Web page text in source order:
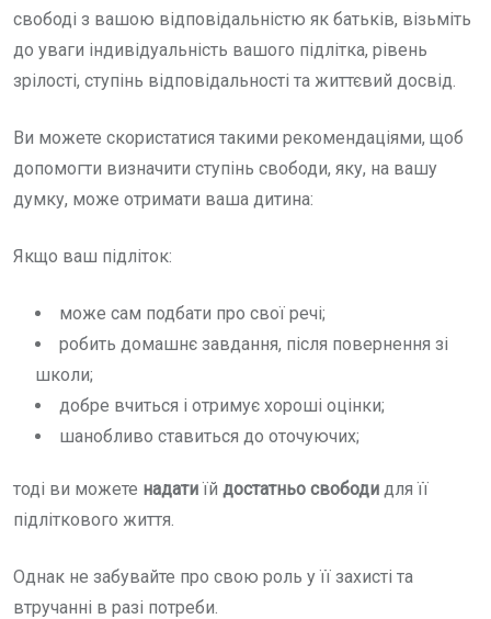
свободі з вашою відповідальністю як батьків, візьміть
до уваги індивідуальність вашого підлітка, рівень
зрілості, ступінь відповідальності та життєвий досвід.
Ви можете скористатися такими рекомендаціями, щоб
допомогти визначити ступінь свободи, яку, на вашу
думку, може отримати ваша дитина:
Якщо ваш підліток:
може сам подбати про свої речі;
робить домашнє завдання, після повернення зі
школи;
добре вчиться і отримує хороші оцінки;
шанобливо ставиться до оточуючих;
тоді ви можете надатиїй достатньо свободи для її
підліткового життя.
Однак не забувайте про свою роль у її захисті та
втручанні в разі потреби.